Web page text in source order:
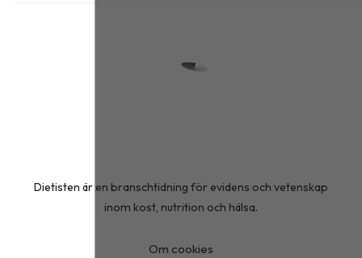
Dietisten är en branschtidning för evidens och vetenskap
inom kost, nutrition och hälsa.
Om cookies